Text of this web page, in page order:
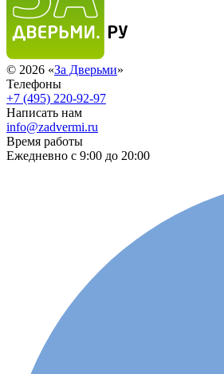
© 2026 «За Дверьми»
Телефоны
+7 (495) 220-92-97
Написать нам
info@zadvermi.ru
Время работы
Ежедневно с 9:00 до 20:00